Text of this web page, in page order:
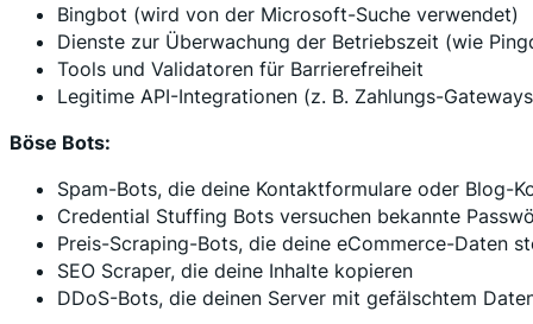
Bingbot (wird von der Microsoft-Suche verwendet)
Dienste zur Überwachung der Betriebszeit (wie
Tools und Validatoren für Barrierefreiheit
Legitime API-Integrationen (z. B. Zahlungs-
Böse Bots:
Spam-Bots, die deine Kontaktformulare oder Blog-
Credential Stuffing Bots versuchen bekannte
Preis-Scraping-Bots, die deine eCommerce-Daten
SEO Scraper, die deine Inhalte kopieren
DDoS-Bots, die deinen Server mit gefälschtem